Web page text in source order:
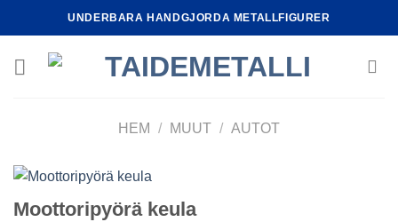
to
UNDERBARA HANDGJORDA METALLFIGURER
HEM / MUUT / AUTOT
Moottoripyörä keula